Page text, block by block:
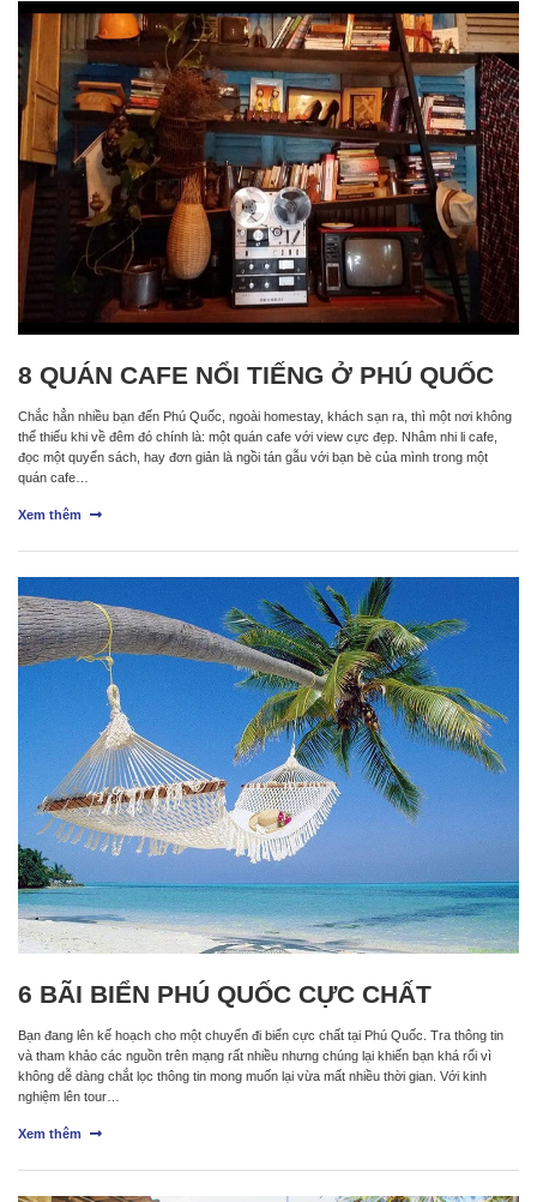
8 QUÁN CAFE NỔI TIẾNG Ở PHÚ QUỐC
Chắc hẳn nhiều bạn đến Phú Quốc, ngoài homestay, khách sạn ra, thì một nơi không
thể thiếu khi về đêm đó chính là: một quán cafe với view cực đẹp. Nhâm nhi li cafe,
đọc một quyển sách, hay đơn giản là ngồi tán gẫu với bạn bè của mình trong một
quán cafe…
Xem thêm
6 BÃI BIỂN PHÚ QUỐC CỰC CHẤT
Bạn đang lên kế hoạch cho một chuyến đi biển cực chất tại Phú Quốc. Tra thông tin
và tham khảo các nguồn trên mạng rất nhiều nhưng chúng lại khiến bạn khá rối vì
không dễ dàng chắt lọc thông tin mong muốn lại vừa mất nhiều thời gian. Với kinh
nghiệm lên tour…
Xem thêm